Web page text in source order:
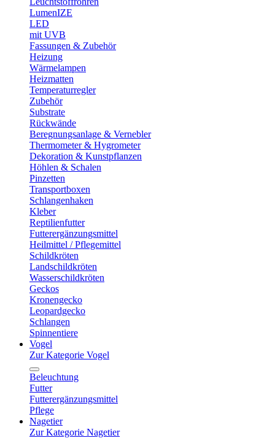
LumenIZE
LED
mit UVB
Fassungen & Zubehör
Heizung
Wärmelampen
Heizmatten
Temperaturregler
Zubehör
Substrate
Rückwände
Beregnungsanlage & Vernebler
Thermometer & Hygrometer
Dekoration & Kunstpflanzen
Höhlen & Schalen
Pinzetten
Transportboxen
Schlangenhaken
Kleber
Reptilienfutter
Futterergänzungsmittel
Heilmittel / Pflegemittel
Schildkröten
Landschildkröten
Wasserschildkröten
Geckos
Kronengecko
Leopardgecko
Schlangen
Spinnentiere
Vogel
Zur Kategorie Vogel
Beleuchtung
Futter
Futterergänzungsmittel
Pflege
Nagetier
Zur Kategorie Nagetier